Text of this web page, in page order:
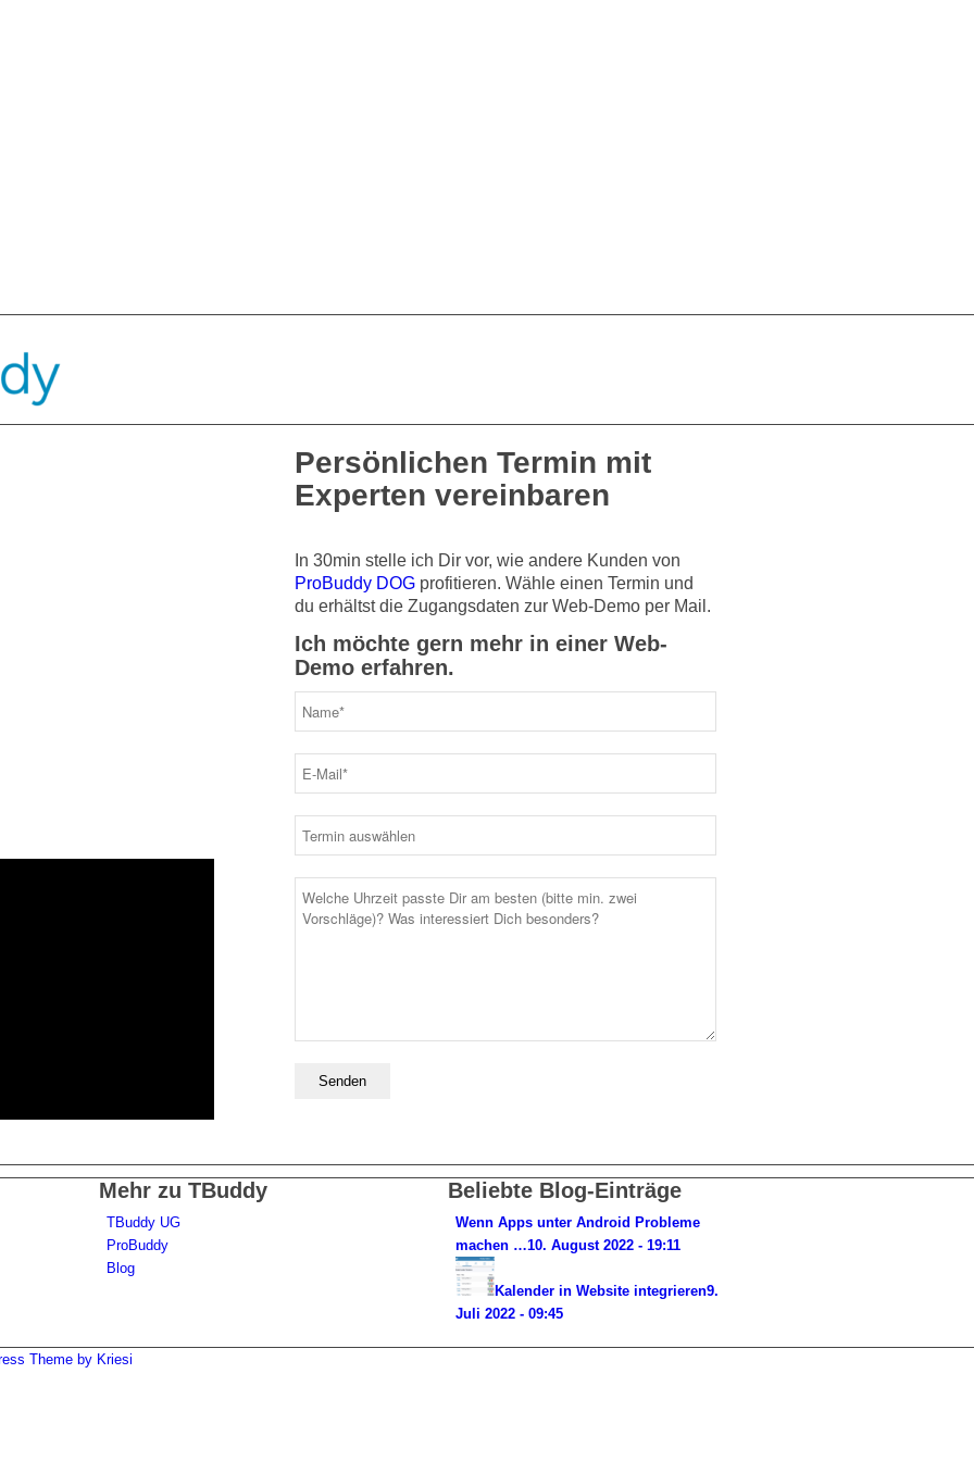
Ort
Persönlichen Termin mit
Experten vereinbaren
In 30min stelle ich Dir vor, wie andere Kunden von
ProBuddy DOG profitieren. Wähle einen Termin und
du erhältst die Zugangsdaten zur Web-Demo per Mail.
Ich möchte gern mehr in einer Web-
Demo erfahren.
Mehr zu TBuddy
TBuddy UG
ProBuddy
Blog
Beliebte Blog-Einträge
Wenn Apps unter Android Probleme
machen …10. August 2022 - 19:11
Kalender in Website integrieren9.
Juli 2022 - 09:45
Theme by Kriesi